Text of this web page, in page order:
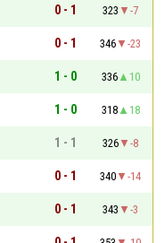
0 - 1 323
-7
0 - 1 346
-23
1 - 0 336
10
1 - 0 318
18
1 - 1 326
-8
0 - 1 340
-14
0 - 1 343
-3